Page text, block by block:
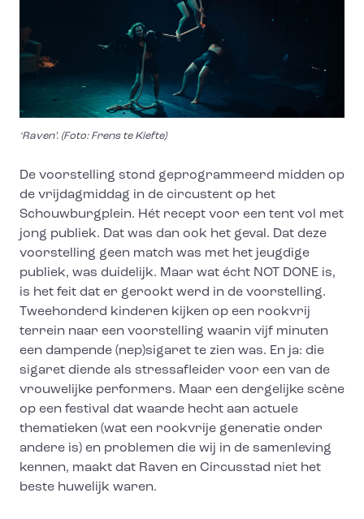
‘Raven’. (Foto: Frens te Kiefte)
De voorstelling stond geprogrammeerd midden op
de vrijdagmiddag in de circustent op het
Schouwburgplein. Hét recept voor een tent vol met
jong publiek. Dat was dan ook het geval. Dat deze
voorstelling geen match was met het jeugdige
publiek, was duidelijk. Maar wat écht NOT DONE is,
is het feit dat er gerookt werd in de voorstelling.
Tweehonderd kinderen kijken op een rookvrij
terrein naar een voorstelling waarin vijf minuten
een dampende (nep)sigaret te zien was. En ja: die
sigaret diende als stressafleider voor een van de
vrouwelijke performers. Maar een dergelijke scène
op een festival dat waarde hecht aan actuele
thematieken (wat een rookvrije generatie onder
andere is) en problemen die wij in de samenleving
kennen, maakt dat Raven en Circusstad niet het
beste huwelijk waren.